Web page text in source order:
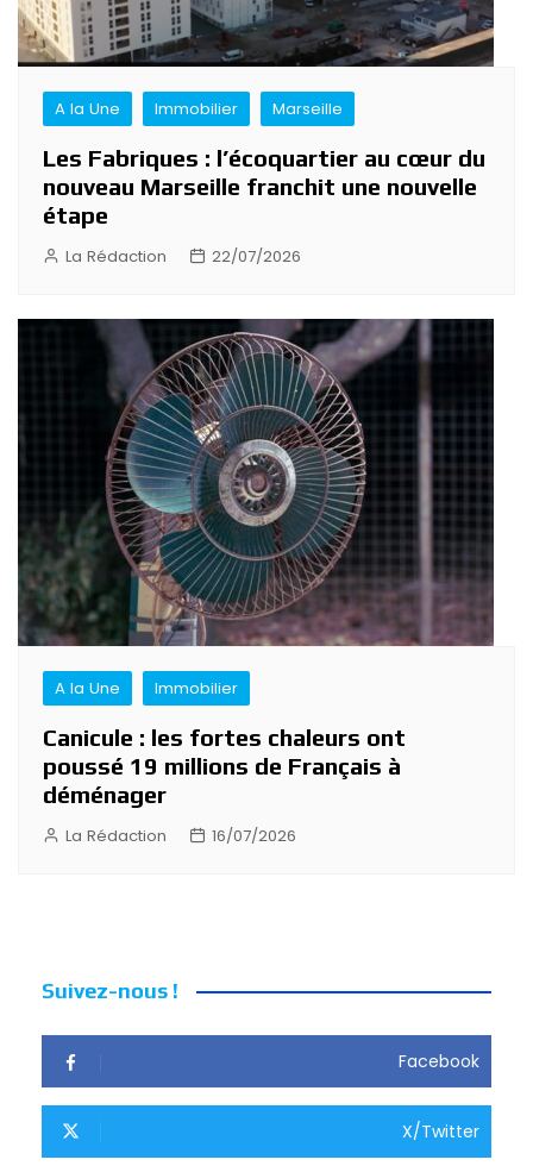
A la Une Immobilier Marseille
Les Fabriques : l’écoquartier au cœur du
nouveau Marseille franchit une nouvelle
étape
La Rédaction 22/07/2026
A la Une Immobilier
Canicule : les fortes chaleurs ont
poussé 19 millions de Français à
déménager
La Rédaction 16/07/2026
Suivez-nous !
Facebook
X/Twitter